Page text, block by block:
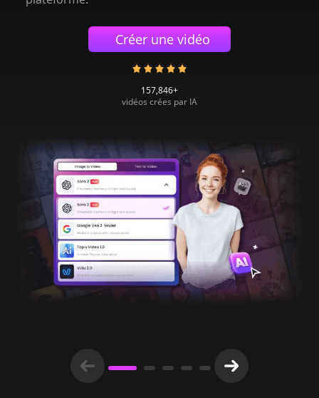
Créer une vidéo
157,846+
vidéos crées par IA